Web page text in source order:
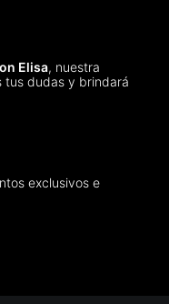
Elisa, nuestra
tus dudas y brindará
exclusivos e